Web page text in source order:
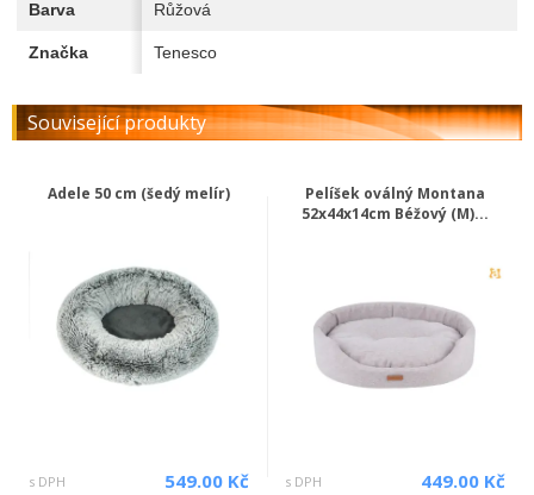
Barva Růžová
Značka Tenesco
Související produkty
Adele 50 cm (šedý melír)
s DPH 549.00 Kč
Pelíšek oválný Montana
52x44x14cm Béžový (M)...
s DPH 449.00 Kč